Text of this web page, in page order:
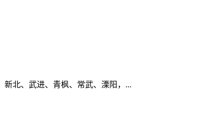
北、武进、青枫、常武、溧阳，...